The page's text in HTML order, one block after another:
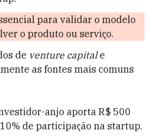
para validar o modelo
o produto ou serviço.
de venture capitale
as fontes mais comuns
anjo aporta R$ 500
de participação na startup.